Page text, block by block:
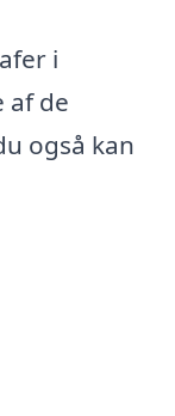
i
af de
også kan